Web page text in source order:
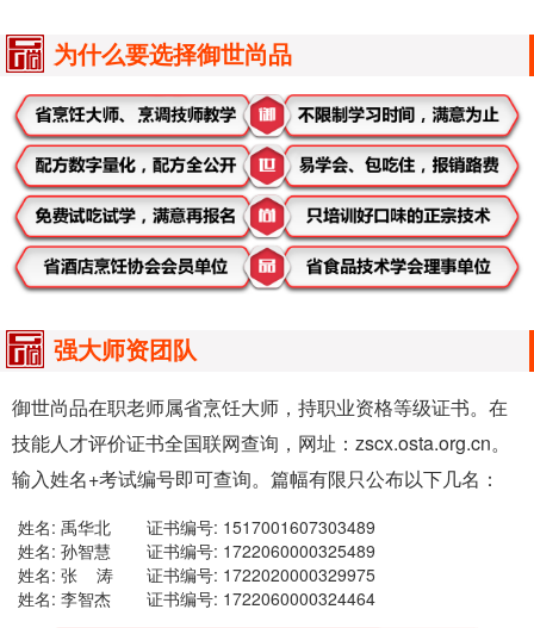
为什么要选择御世尚品
强大师资团队
御世尚品在职老师属省烹饪大师，持职业资格等级证书。在
技能人才评价证书全国联网查询，网址：zscx.osta.org.cn。
输入姓名+考试编号即可查询。篇幅有限只公布以下几名：
姓名: 禹华北
证书编号: 1517001607303489
姓名: 孙智慧
证书编号: 1722060000325489
姓名: 张 涛
证书编号: 1722020000329975
姓名: 李智杰
证书编号: 1722060000324464